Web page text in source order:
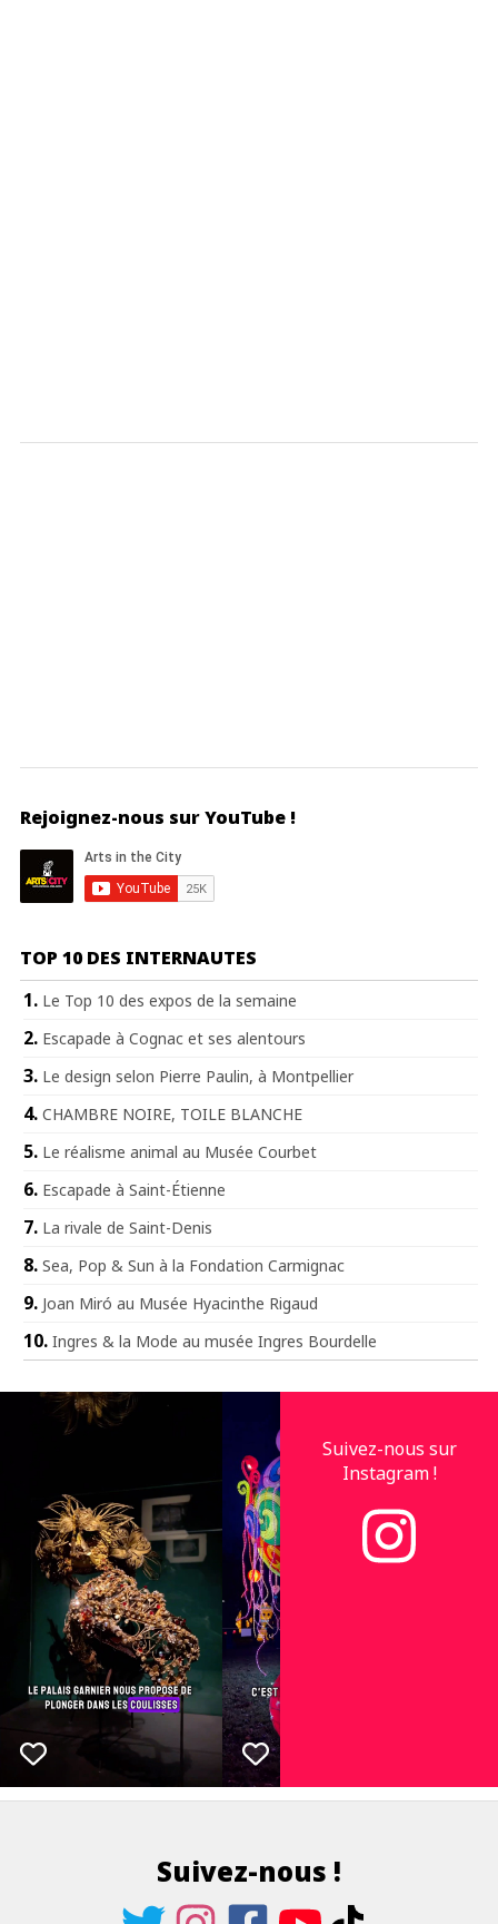
Rejoignez-nous sur YouTube !
TOP 10 DES INTERNAUTES
Le Top 10 des expos de la semaine
Escapade à Cognac et ses alentours
Le design selon Pierre Paulin, à Montpellier
CHAMBRE NOIRE, TOILE BLANCHE
Le réalisme animal au Musée Courbet
Escapade à Saint-Étienne
La rivale de Saint-Denis
Sea, Pop & Sun à la Fondation Carmignac
Joan Miró au Musée Hyacinthe Rigaud
Ingres & la Mode au musée Ingres Bourdelle
Suivez-nous sur
Instagram !
Suivez-nous !